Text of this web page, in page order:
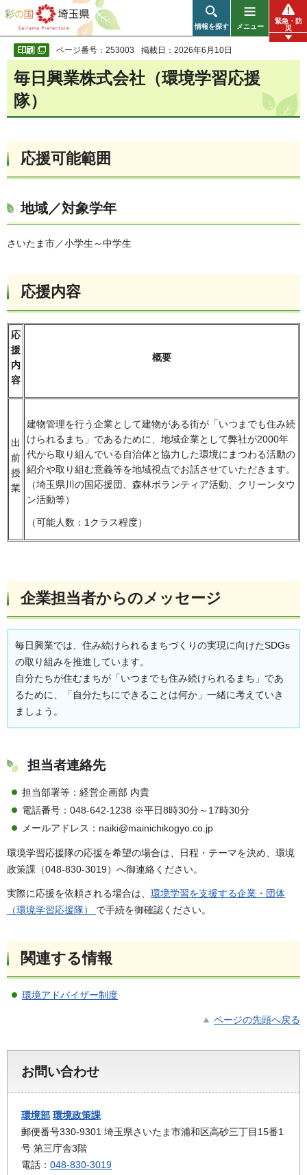
彩の国 埼玉県
情報を探す メニュー
緊急・防
災
ページ番号：253003 掲載日：2026年6月10日
毎日興業株式会社（環境学習応援
隊）
応援可能範囲
地域／対象学年
さいたま市／小学生～中学生
応援内容
応
援
内
容
概要
出
前
授
業
建物管理を行う企業として建物がある街が「いつまでも住み続
けられるまち」であるために、地域企業として弊社が2000年
代から取り組んでいる自治体と協力した環境にまつわる活動の
紹介や取り組む意義等を地域視点でお話させていただきます。
（埼玉県川の国応援団、森林ボランティア活動、クリーンタウ
ン活動等）
（可能人数：1クラス程度）
企業担当者からのメッセージ
毎日興業では、住み続けられるまちづくりの実現に向けたSDGs
の取り組みを推進しています。
自分たちが住むまちが「いつまでも住み続けられるまち」であ
るために、「自分たちにできることは何か」一緒に考えていき
ましょう。
担当者連絡先
担当部署等：経営企画部 内貴
電話番号：048-642-1238 ※平日8時30分～17時30分
メールアドレス：naiki@mainichikogyo.co.jp
環境学習応援隊の応援を希望の場合は、日程・テーマを決め、環境
政策課（048-830-3019）へ御連絡ください。
実際に応援を依頼される場合は、 環境学習を支援する企業・団体
（環境学習応援隊） で手続を御確認ください。
関連する情報
環境アドバイザー制度
ページの先頭へ戻る
お問い合わせ
環境部 環境政策課
郵便番号330-9301 埼玉県さいたま市浦和区高砂三丁目15番1
号 第三庁舎3階
電話： 048-830-3019